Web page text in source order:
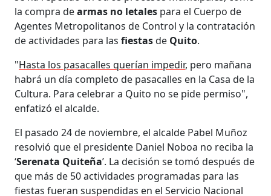
la compra dearmas no letales para el Cuerpo de
Agentes Metropolitanos de Control y la contratación
de actividades para lasfiestasde Quito.
"Hasta los pasacalles querían impedir, pero mañana
habrá un día completo de pasacalles en la Casa de la
Cultura. Para celebrar a Quito no se pide permiso",
enfatizó el alcalde.
El pasado 24 de noviembre, el alcalde Pabel Muñoz
resolvió que el presidente Daniel Noboa no reciba la
‘Serenata Quiteña’. La decisión se tomó después de
que más de 50 actividades programadas para las
fiestas fueran suspendidas en el Servicio Nacional